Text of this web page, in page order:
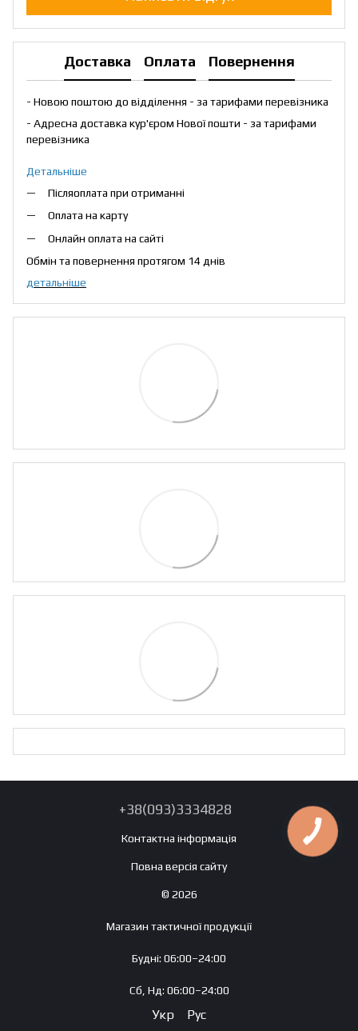
Доставка Оплата Повернення
- Новою поштою до відділення - за тарифами перевізника
- Адресна доставка кур'єром Нової пошти - за тарифами
перевізника
Детальніше
Післяоплата при отриманні
Оплата на карту
Онлайн оплата на сайті
Обмін та повернення протягом 14 днів
детальніше
+38(093)3334828
Контактна інформація
Повна версія сайту
© 2026
Магазин тактичної продукції
Будні: 06:00–24:00
Сб, Нд: 06:00–24:00
Укр Рус